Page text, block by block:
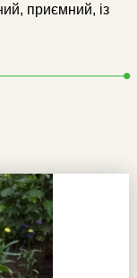
приємний, із